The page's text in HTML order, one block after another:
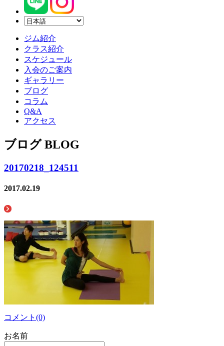
ジム紹介
クラス紹介
スケジュール
入会のご案内
ギャラリー
ブログ
コラム
Q&A
アクセス
ブログ BLOG
20170218_124511
2017.02.19
コメント(0)
お名前